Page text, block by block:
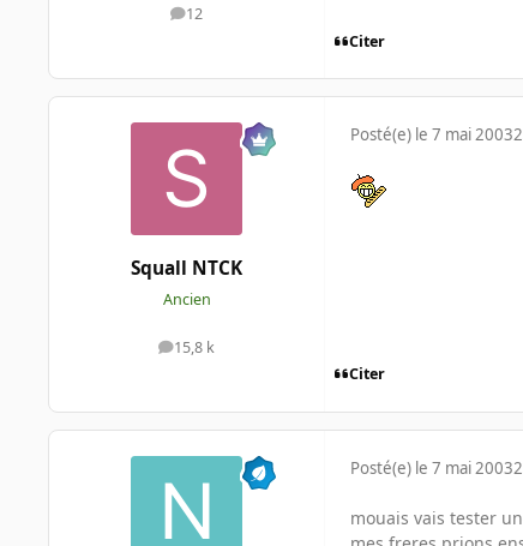
12
messages
Citer
Squall NTCK
Ancien
15,8 k
messages
Posté(e) le 7 mai 2003
Citer
Posté(e) le 7 mai 2003
mouais vais tester